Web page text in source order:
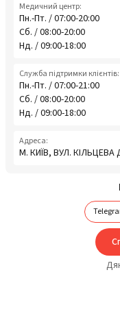
Медичний центр:
Пн.-Пт. / 07:00-20:00
Сб. / 08:00-20:00
Нд. / 09:00-18:00
Служба підтримки клієнтів:
Пн.-Пт. / 07:00-21:00
Сб. / 08:00-20:00
Нд. / 09:00-18:00
Адреса:
М. КИЇВ, ВУЛ. КІЛЬЦЕВА